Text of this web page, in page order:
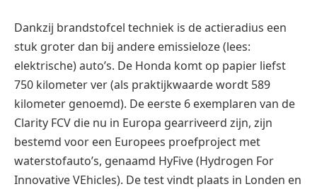
Dankzij brandstofcel techniek is de actieradius een
stuk groter dan bij andere emissieloze (lees:
elektrische) auto’s. De Honda komt op papier liefst
750 kilometer ver (als praktijkwaarde wordt 589
kilometer genoemd). De eerste 6 exemplaren van de
Clarity FCV die nu in Europa gearriveerd zijn, zijn
bestemd voor een Europees proefproject met
waterstofauto’s, genaamd HyFive (Hydrogen For
Innovative VEhicles). De test vindt plaats in Londen en